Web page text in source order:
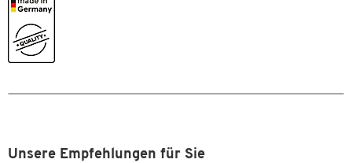
Unsere Empfehlungen für Sie